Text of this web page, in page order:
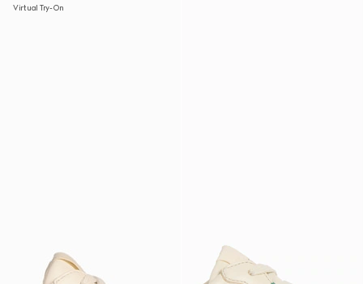
Virtual Try-On